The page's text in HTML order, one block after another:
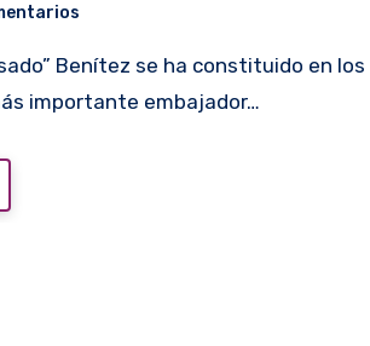
importante embajador…